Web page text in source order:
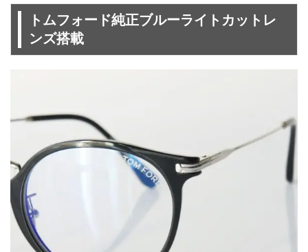
トムフォード純正ブルーライトカットレ
ンズ搭載